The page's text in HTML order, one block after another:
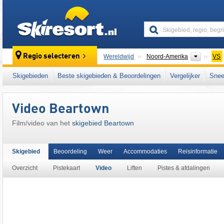
Regio selecteren Wereldwijd Noord-Amerika VS
Dit skigebied ligt ook in: centrale en
Eastern United States
Skigebieden Beste skigebieden & Beoordelingen Vergelijker
Video Beartown
Film/video van het skigebied Beartown
Skigebied
Overzicht Pistekaart Video Liften Pistes & afdalingen
Beoordeling Weer Accommodaties Reisinformatie